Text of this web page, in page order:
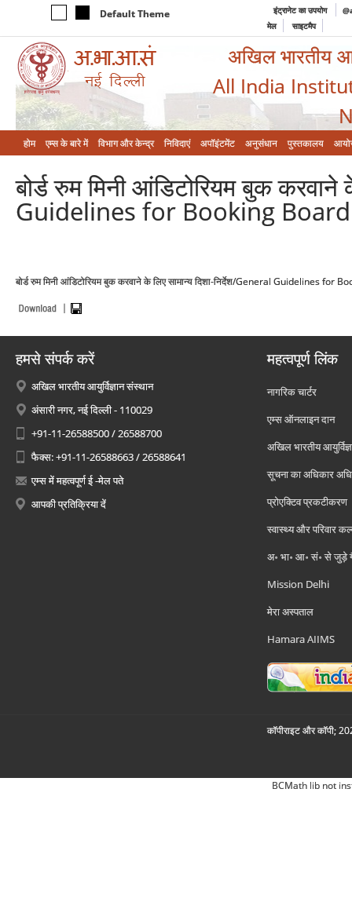
Default Theme इंट्रानेट का उपयोग
मेल
साइटमैप
अखिल भारतीय
All India
होम एम्‍स के बारे में विभाग और केन्‍द्र निविदाएं अपॉइंटमेंट अनुसंधान पुस्तकालय
बोर्ड रुम मिनी आंडिटोरियम बुक
Guidelines for Booking
बोर्ड रुम मिनी आंडिटोरियम बुक करवाने के लिए सामान्य दिशा-निर्देश/General Guidelines
हमसे संपर्क करें
अखिल भारतीय आयुर्विज्ञान संस्थान
अंसारी नगर, नई दिल्ली - 110029
+91-11-26588500 / 26588700
फैक्स: +91-11-26588663 / 26588641
एम्स में महत्वपूर्ण ई -मेल पते
आपकी प्रतिक्रिया दें
महत्वपूर्ण लिंक
नागरिक चार्टर
एम्स ऑनलाइन दान
अखिल भारतीय
सूचना का अधिकार
प्रोएक्टिव प्रकटीकरण
स्वास्थ्य और परिवार
अ॰ भा॰ आ॰ सं॰ से जुड़े
Mission Delhi
मेरा अस्पताल
Hamara AIIMS
कॉपीराइट और कॉपी;
BCMath lib not